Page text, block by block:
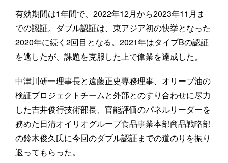
有効期間は1年間で、2022年12月から2023年11月ま
での認証。ダブル認証は、東アジア初の快挙となった
2020年に続く2回目となる。2021年はタイプBの認証
を逃したが、課題を克服した上で偉業を達成した。
中津川研一理事長と遠藤正史専務理事、オリーブ油の
検証プロジェクトチームと外部とのすり合わせに尽力
した吉井俊行技術部長、官能評価のパネルリーダーを
務めた日清オイリオグループ食品事業本部商品戦略部
の鈴木俊久氏に今回のダブル認証までの道のりを振り
返ってもらった。